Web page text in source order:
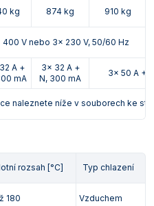
kg 874 kg 910 kg
400 V nebo 3x 230 V, 50/60 Hz
A +
mA
3x 32 A +
N, 300 mA
3x 50 A +
naleznete níže v souborech ke
rozsah [°C] Typ chlazení
180 Vzduchem